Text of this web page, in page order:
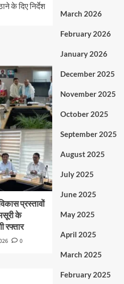
के दिए निर्देश
प्रस्तावों
के
रफ्तार
0
March 2026
February 2026
January 2026
December 2025
November 2025
October 2025
September 2025
August 2025
July 2025
June 2025
May 2025
April 2025
March 2025
February 2025